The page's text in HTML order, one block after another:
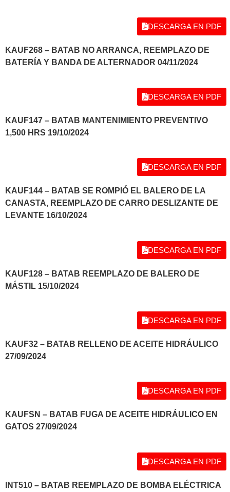
DESCARGA EN PDF
KAUF268 – BATAB NO ARRANCA, REEMPLAZO DE
BATERÍA Y BANDA DE ALTERNADOR 04/11/2024
DESCARGA EN PDF
KAUF147 – BATAB MANTENIMIENTO PREVENTIVO
1,500 HRS 19/10/2024
DESCARGA EN PDF
KAUF144 – BATAB SE ROMPIÓ EL BALERO DE LA
CANASTA, REEMPLAZO DE CARRO DESLIZANTE DE
LEVANTE 16/10/2024
DESCARGA EN PDF
KAUF128 – BATAB REEMPLAZO DE BALERO DE
MÁSTIL 15/10/2024
DESCARGA EN PDF
KAUF32 – BATAB RELLENO DE ACEITE HIDRÁULICO
27/09/2024
DESCARGA EN PDF
KAUFSN – BATAB FUGA DE ACEITE HIDRÁULICO EN
GATOS 27/09/2024
DESCARGA EN PDF
INT510 – BATAB REEMPLAZO DE BOMBA ELÉCTRICA